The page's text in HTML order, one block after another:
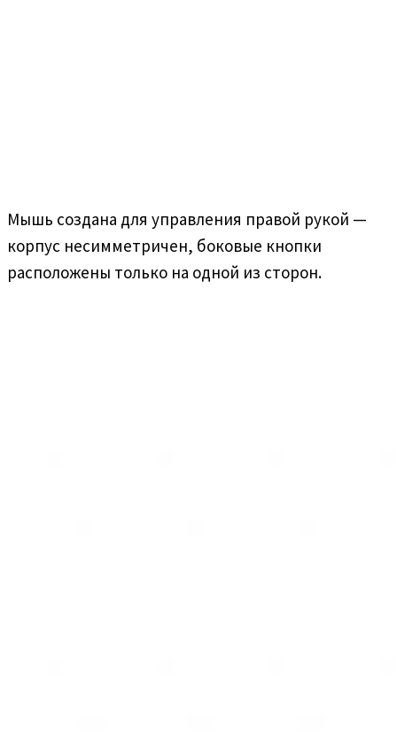
Мышь создана для управления правой рукой —
корпус несимметричен, боковые кнопки
расположены только на одной из сторон.